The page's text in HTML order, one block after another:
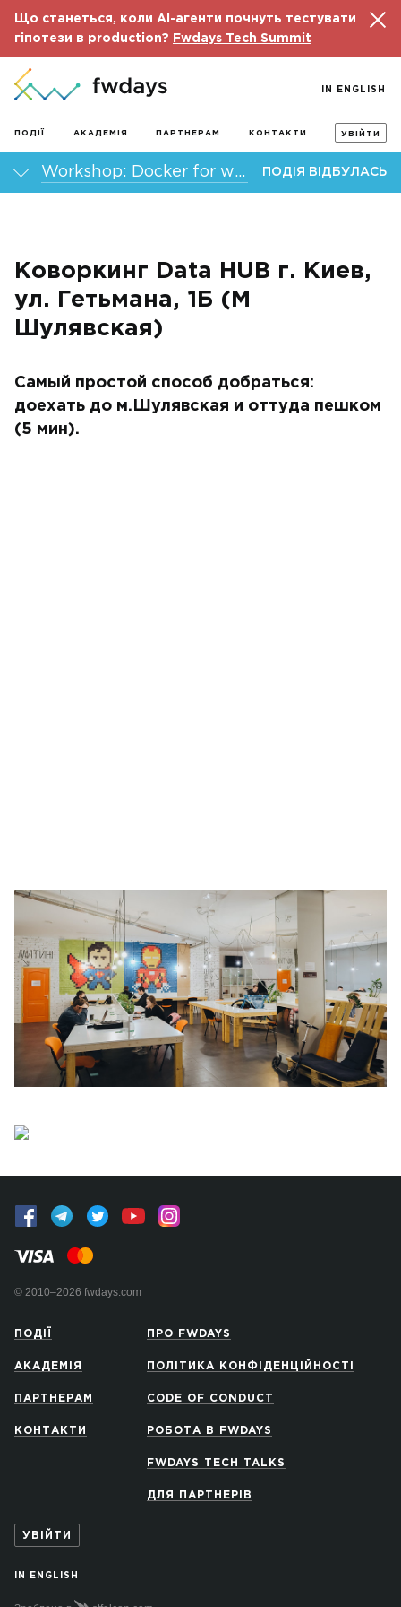
Що станеться, коли AI-агенти почнуть тестувати
гіпотези в production?
Fwdays Tech Summit
ПОДІЇ АКАДЕМІЯ ПАРТНЕРАМ КОНТАКТИ УВІЙТИ
IN ENGLISH
Workshop: Docker for web developers ПОДІЯ ВІДБУЛАСЬ
Коворкинг Data HUB г. Киев,
ул. Гетьмана, 1Б (М
Шулявская)
Самый простой способ добраться:
доехать до м.Шулявская и оттуда пешком
(5 мин).
© 2010–2026 fwdays.com
ПОДІЇ
АКАДЕМІЯ
ПАРТНЕРАМ
КОНТАКТИ
ПРО FWDAYS
ПОЛІТИКА КОНФІДЕНЦІЙНОСТІ
CODE OF CONDUCT
РОБОТА В FWDAYS
FWDAYS TECH TALKS
ДЛЯ ПАРТНЕРІВ
УВІЙТИ
IN ENGLISH